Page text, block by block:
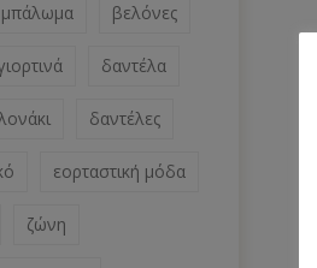
βελόνες
δαντέλα
δαντέλες
εορταστική μόδα
ζώνη